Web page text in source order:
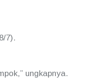
7).
ungkapnya.